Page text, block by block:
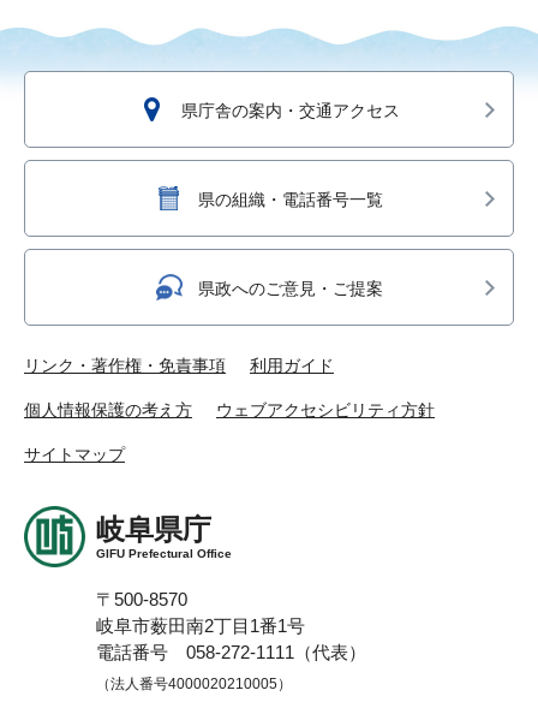
県庁舎の案内・交通アクセス
県の組織・電話番号一覧
県政へのご意見・ご提案
リンク・著作権・免責事項 利用ガイド
個人情報保護の考え方 ウェブアクセシビリティ方針
サイトマップ
岐阜県庁
GIFU Prefectural Office
〒500-8570
岐阜市薮田南2丁目1番1号
電話番号 058-272-1111（代表）
（法人番号4000020210005）